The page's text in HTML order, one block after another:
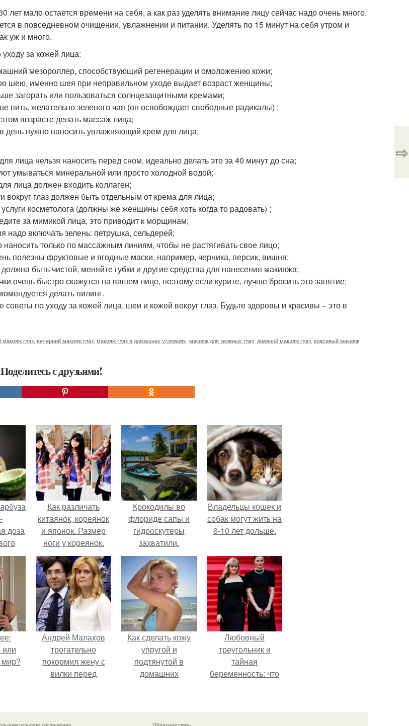
лет мало остается времени на себя, а как раз уделять внимание лицу сейчас надо очень много.
в повседневном очищении, увлажнении и питании. Уделять по 15 минут на себя утром и
уж и много.
за кожей лица:
мезороллер, способствующий регенерации и омоложению кожи;
шею, именно шея при неправильном уходе выдает возраст женщины;
загорать или пользоваться солнцезащитными кремами;
пить, желательно зеленого чая (он освобождает свободные радикалы) ;
возрасте делать массаж лица;
день нужно наносить увлажняющий крем для лица;
лица нельзя наносить перед сном, идеально делать это за 40 минут до сна;
умываться минеральной или просто холодной водой;
лица должен входить коллаген;
вокруг глаз должен быть отдельным от крема для лица;
косметолога (должны же женщины себя хоть когда то радовать) ;
за мимикой лица, это приводит к морщинам;
надо включать зелень: петрушка, сельдерей;
наносить только по массажным линиям, чтобы не растягивать свое лицо;
полезны фруктовые и ягодные маски, например, черника, персик, вишня;
быть чистой, меняйте губки и другие средства для нанесения макияжа;
очень быстро скажутся на вашем лице, поэтому если курите, лучше бросить это занятие;
делать пилинг.
советы по уходу за кожей лица, шеи и кожей вокруг глаз. Будьте здоровы и красивы – это в
глаз вечерний макияж глаз макияж глаз в домашних условиях макияж для зеленых глаз дневной макияж глаз красивый макияж
с друзьями!
⇨
доза
Как различать
китаянок, кореянок
и японок. Размер
ноги у кореянок.
Наглядное
пособие. часть 1 -
корейцы.
Крокодилы во
флориде сапы и
гидроскутеры
захватили.
Владельцы кошек и
собак могут жить на
6-10 лет дольше.
или
мир?
Андрей Малахов
трогательно
покормил жену с
вилки перед
поклонников.
Как сделать кожу
упругой и
подтянутой в
домашних
Любовный
треугольник и
тайная
беременность: что
Михалкова?
соглашение Обратная связь